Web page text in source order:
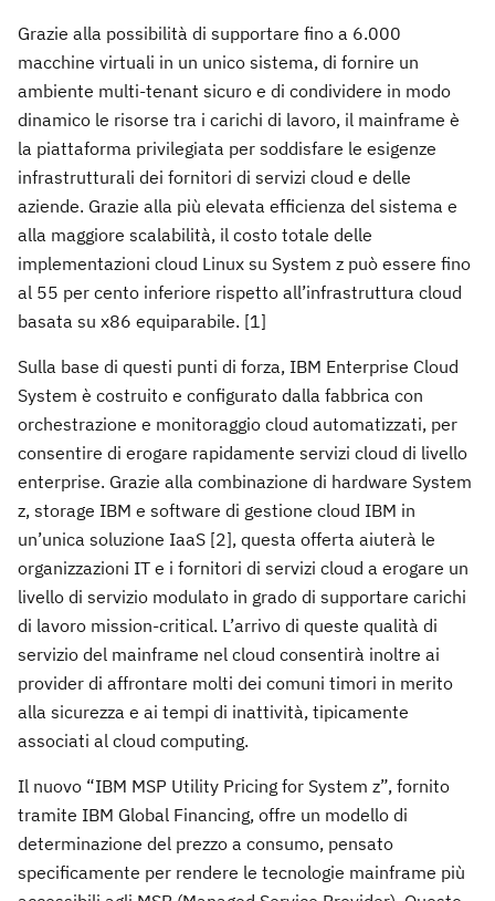
Grazie alla possibilità di supportare fino a 6.000
macchine virtuali in un unico sistema, di fornire un
ambiente multi-tenant sicuro e di condividere in modo
dinamico le risorse tra i carichi di lavoro, il mainframe è
la piattaforma privilegiata per soddisfare le esigenze
infrastrutturali dei fornitori di servizi cloud e delle
aziende. Grazie alla più elevata efficienza del sistema e
alla maggiore scalabilità, il costo totale delle
implementazioni cloud Linux su System z può essere fino
al 55 per cento inferiore rispetto all’infrastruttura cloud
basata su x86 equiparabile. [1]
Sulla base di questi punti di forza, IBM Enterprise Cloud
System è costruito e configurato dalla fabbrica con
orchestrazione e monitoraggio cloud automatizzati, per
consentire di erogare rapidamente servizi cloud di livello
enterprise. Grazie alla combinazione di hardware System
z, storage IBM e software di gestione cloud IBM in
un’unica soluzione IaaS [2], questa offerta aiuterà le
organizzazioni IT e i fornitori di servizi cloud a erogare un
livello di servizio modulato in grado di supportare carichi
di lavoro mission-critical. L’arrivo di queste qualità di
servizio del mainframe nel cloud consentirà inoltre ai
provider di affrontare molti dei comuni timori in merito
alla sicurezza e ai tempi di inattività, tipicamente
associati al cloud computing.
Il nuovo “IBM MSP Utility Pricing for System z”, fornito
tramite IBM Global Financing, offre un modello di
determinazione del prezzo a consumo, pensato
specificamente per rendere le tecnologie mainframe più